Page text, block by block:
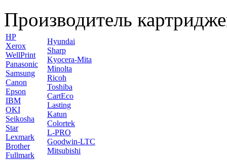
Производитель
HP
Xerox
WellPrint
Panasonic
Samsung
Canon
Epson
IBM
OKI
Seikosha
Star
Lexmark
Brother
Fullmark
Hyundai
Sharp
Kyocera-Mita
Minolta
Ricoh
Toshiba
CartEco
Lasting
Katun
Colortek
L-PRO
Goodwin-LTC
Mitsubishi